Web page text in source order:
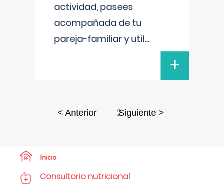
actividad, pasees
acompañada de tu
pareja-familiar y util...
+
< Anterior 2Siguiente >
Inicio
Consultorio nutricional